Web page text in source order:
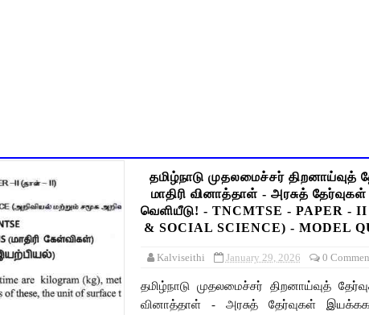
Supplementary Result 2026: 10-ஆம் வகுப்பு துணைத் தேர்வு
பள்ளிக் கல்வியின் மாநிலத் திட்ட இயக்குநர் Dr.M.ஆர்த்தி,
அரசு ஊழியர்கள் கவனத்திற்கு: பணிநியமனம், பதவி உயர்வு
பள்ளி பட்டதாரி ஆசிரியர் வேலைவாய்ப்பு 2026 - கடைசி
தமிழ்நாடு முதலமைச்சர் திறனாய்வுத்
மாதிரி வினாத்தாள் - அரசுத்
வெளியீடு! - TNCMTSE - PAPER -
& SOCIAL SCIENCE) - MODEL
Kalviseithi January 29, 2026 0
தமிழ்நாடு முதலமைச்சர் திறனாய்வுத்
வினாத்தாள் - அரசுத் தேர்வுகள்